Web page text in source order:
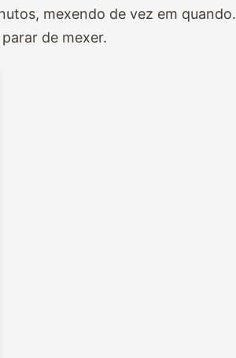
mexendo de vez em quando.
de mexer.